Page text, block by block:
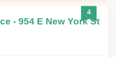
4
- 954 E New York St